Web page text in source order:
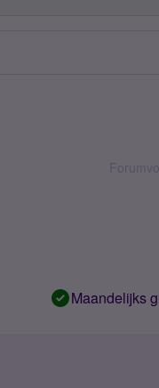
Maandelijks